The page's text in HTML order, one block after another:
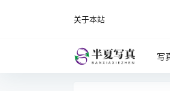
关于本站
写